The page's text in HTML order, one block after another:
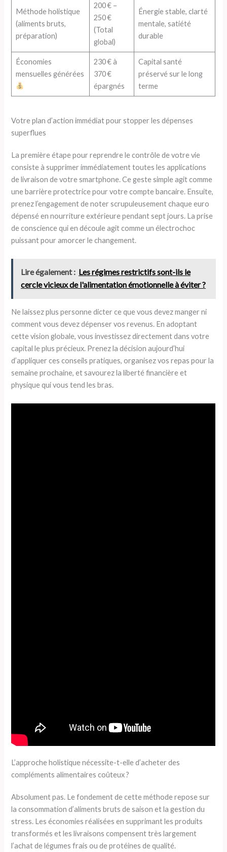
Méthode holistique
(aliments bruts,
préparation)
200 € –
250 €
(Total
global)
Énergie stable, clarté
mentale, satiété
durable
Économies
mensuelles générées
230 € à
370 €
épargnés
Capital santé
préservé sur le long
terme
Votre plan d’action immédiat pour stopper les dépenses
superflues
La première étape pour reprendre le contrôle de votre vie
consiste à supprimer immédiatement toutes les applications
de livraison de votre smartphone. Ce geste simple agit comme
une barrière protectrice pour votre compte bancaire. Ensuite,
prenez l’engagement de noter scrupuleusement chaque euro
dépensé en nourriture extérieure pendant sept jours. La prise
de conscience qui en découle agit comme un électrochoc
puissant pour amorcer le changement.
Lire également : Les régimes restrictifs sont-ils le
cercle vicieux de l'alimentation émotionnelle à éviter ?
Ne laissez plus personne dicter ce que vous devez manger ni
comment vous devez dépenser vos revenus. En adoptant
cette vision globale, vous investissez directement dans votre
capital le plus précieux. Prenez la décision aujourd’hui
d’appliquer ces conseils pratiques, organisez vos repas pour la
semaine prochaine, et savourez la liberté financière et
physique qui vous tend les bras.
L’approche holistique nécessite-t-elle d’acheter des
compléments alimentaires coûteux ?
Absolument pas. Le fondement de cette méthode repose sur
la consommation d’aliments bruts de saison et la gestion du
stress. Les économies réalisées en supprimant les produits
transformés et les livraisons compensent très largement
l’achat de légumes frais ou de protéines de qualité.